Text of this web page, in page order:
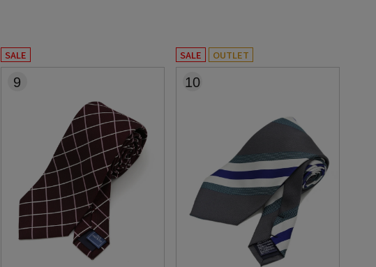
SALE
9
SALE OUTLET
10